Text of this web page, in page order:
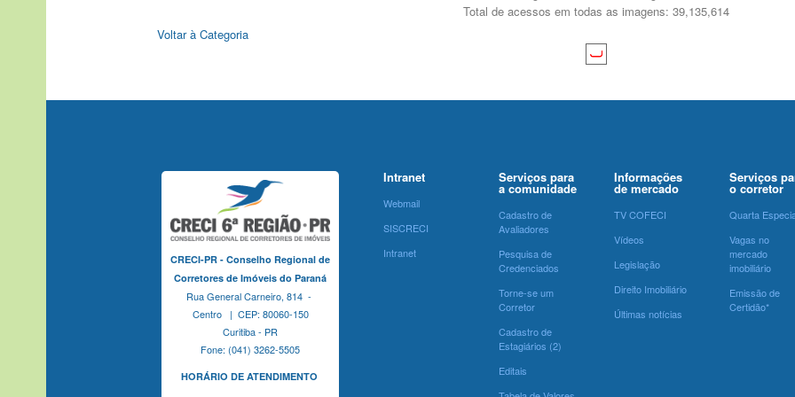
Total de acessos em todas as imagens: 39,135,614
Voltar à Categoria
CRECI-PR - Conselho Regional de
Corretores de Imóveis do Paraná
Rua General Carneiro, 814 -
Centro | CEP: 80060-150
Curitiba - PR
Fone: (041) 3262-5505
HORÁRIO DE ATENDIMENTO
Intranet
Webmail
SISCRECI
Intranet
Serviços para
a comunidade
Cadastro de
Avaliadores
Pesquisa de
Credenciados
Torne-se um
Corretor
Cadastro de
Estagiários (2)
Editais
Informações
de mercado
TV COFECI
Vídeos
Legislação
Direito Imobiliário
Últimas notícias
Serviços
o corretor
Quarta
Vagas no
mercado
imobiliário
Emissão de
Certidão*